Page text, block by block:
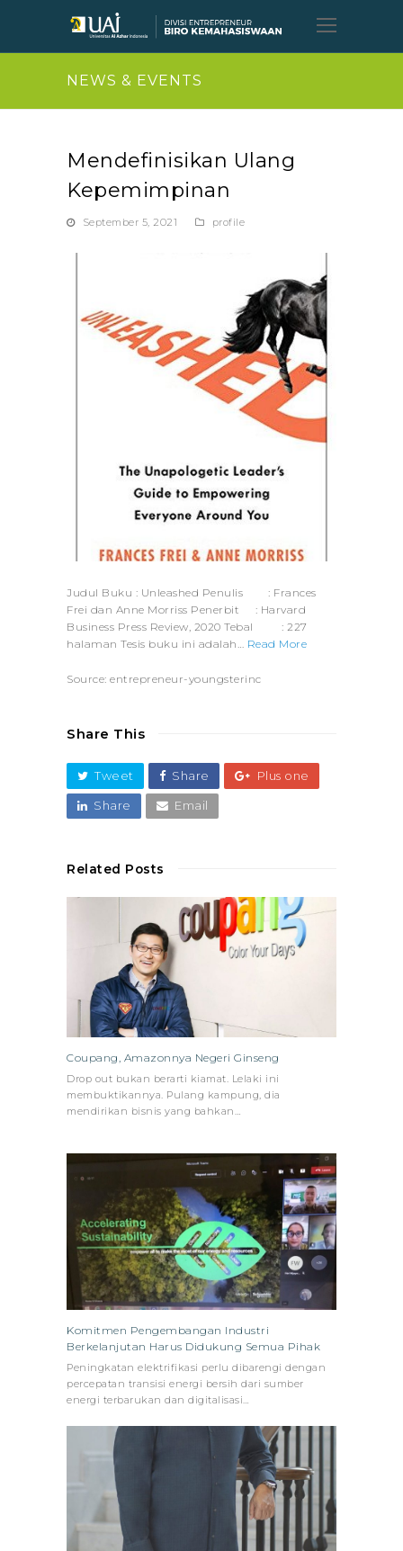
Open
Mobile
NEWS & EVENTS
Mendefinisikan Ulang
Kepemimpinan
September 5, 2021 profile
Judul Buku : Unleashed Penulis : Frances
Frei dan Anne Morriss Penerbit : Harvard
Business Press Review, 2020 Tebal : 227
halaman Tesis buku ini adalah… Read More
Source: entrepreneur-youngsterinc
Share This
Tweet Share Plus one
Share Email
Related Posts
Coupang, Amazonnya Negeri Ginseng
Drop out bukan berarti kiamat. Lelaki ini
membuktikannya. Pulang kampung, dia
mendirikan bisnis yang bahkan…
Komitmen Pengembangan Industri
Berkelanjutan Harus Didukung Semua Pihak
Peningkatan elektrifikasi perlu dibarengi dengan
percepatan transisi energi bersih dari sumber
energi terbarukan dan digitalisasi…